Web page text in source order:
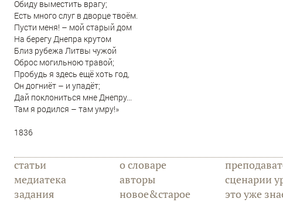
Обиду выместить врагу;
Есть много слуг в дворце твоём.
Пусти меня! – мой старый дом
На берегу Днепра крутом
Близ рубежа Литвы чужой
Оброс могильною травой;
Пробудь я здесь ещё хоть год,
Он догниёт – и упадёт;
Дай поклониться мне Днепру...
Там я родился – там умру!»
1836
статьи
медиатека
задания
о словаре
авторы
новое&старое
сценарии
это уже